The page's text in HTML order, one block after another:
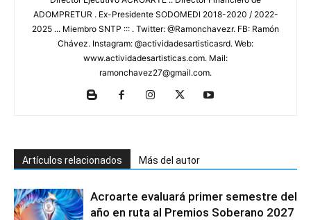
ADOMPRETUR . Ex-Presidente SODOMEDI 2018-2020 / 2022-
2025 ... Miembro SNTP ::: . Twitter: @Ramonchavezr. FB: Ramón
Chávez. Instagram: @actividadesartisticasrd. Web:
www.actividadesartisticas.com. Mail:
ramonchavez27@gmail.com.
Artículos relacionados Más del autor
Acroarte evaluará primer semestre del
año en ruta al Premios Soberano 2027